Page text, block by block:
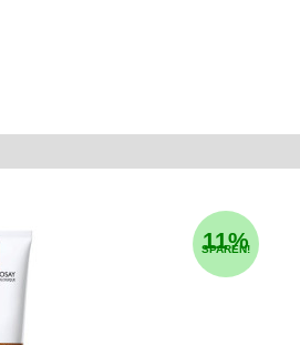
11%
SPAREN!